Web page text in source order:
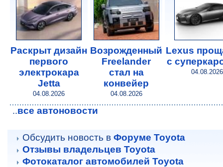
Раскрыт дизайн
первого
электрокара
Jetta
04.08.2026
Возрожденный
Freelander
стал на
конвейер
04.08.2026
Lexus
с
04.08.2026
..все автоновости
Обсудить новость в Форуме Toyota
Отзывы владельцев Toyota
Фотокаталог автомобилей Toyota